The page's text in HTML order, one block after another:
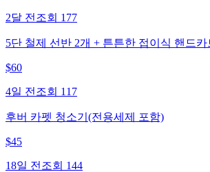
2달 전 조회 177
5단 철제 선반 2개 + 튼튼한 접이식 핸드카
$60
4일 전 조회 117
후버 카펫 청소기(전용세제 포함)
$45
18일 전 조회 144